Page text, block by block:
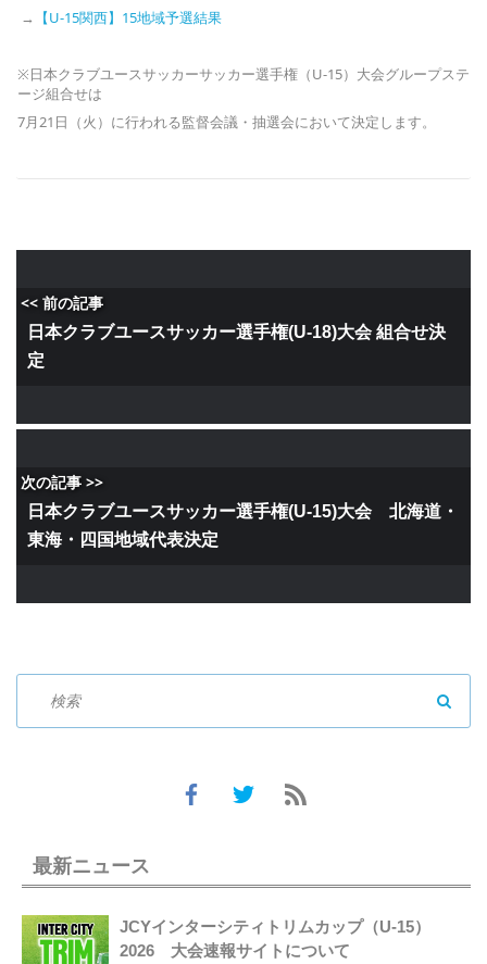
→
【U-15関西】15地域予選結果
※日本クラブユースサッカーサッカー選手権（U-15）大会グループステ
ージ組合せは
7月21日（火）に行われる監督会議・抽選会において決定します。
<< 前の記事
日本クラブユースサッカー選手権(U-18)大会 組合せ決
定
次の記事 >>
日本クラブユースサッカー選手権(U-15)大会 北海道・
東海・四国地域代表決定
最新ニュース
JCYインターシティトリムカップ（U-15）
2026 大会速報サイトについて